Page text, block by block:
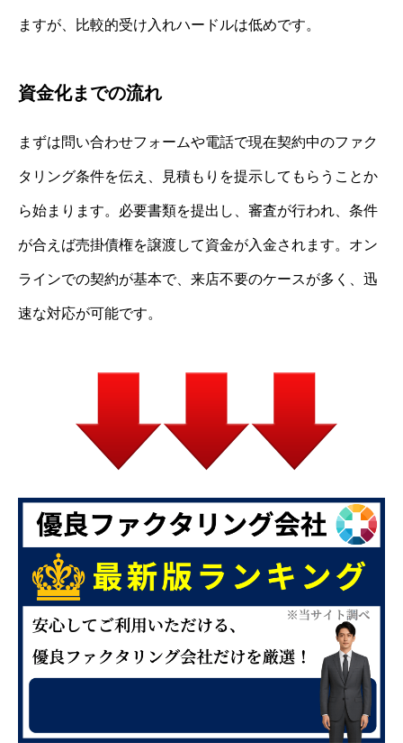
ますが、比較的受け入れハードルは低めです。
資金化までの流れ
まずは問い合わせフォームや電話で現在契約中のファク
タリング条件を伝え、見積もりを提示してもらうことか
ら始まります。必要書類を提出し、審査が行われ、条件
が合えば売掛債権を譲渡して資金が入金されます。オン
ラインでの契約が基本で、来店不要のケースが多く、迅
速な対応が可能です。